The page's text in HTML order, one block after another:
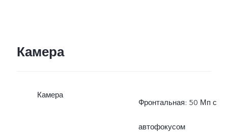
Камера
Камера
Фронтальная: 50 Мп с
автофокусом